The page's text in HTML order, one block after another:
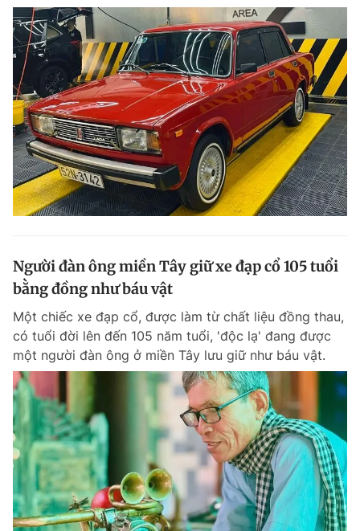
Theo dõi báo trên
Hotline
0906 645 777
Liên hệ quảng cáo
0908 780 404
Đặt báo Quảng cáo RSS Tòa soạn Chính sách bảo
Tổng biên tập: Nguyễn Ngọc Toàn
Tổng thư ký tòa soạn: Đức Trung
Giấy phép xuất bản số 110/GP - BTTTT cấp ngày 24.3.2020
© 2003-2026 Bản quyền thuộc về Báo Thanh Niên. Cấm sao chép
dưới mọi hình thức nếu không có sự chấp thuận bằng văn bản.
Phát triển bởi ePi Technologies, JSC.
Người đàn ông miền Tây giữ xe đạp cổ 105 tuổi
bằng đồng như báu vật
Một chiếc xe đạp cổ, được làm từ chất liệu đồng thau,
có tuổi đời lên đến 105 năm tuổi, 'độc lạ' đang được
một người đàn ông ở miền Tây lưu giữ như báu vật.